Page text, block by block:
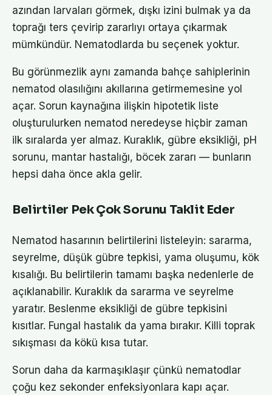
azından larvaları görmek, dışkı izini bulmak ya da
toprağı ters çevirip zararlıyı ortaya çıkarmak
mümkündür. Nematodlarda bu seçenek yoktur.
Bu görünmezlik aynı zamanda bahçe sahiplerinin
nematod olasılığını akıllarına getirmemesine yol
açar. Sorun kaynağına ilişkin hipotetik liste
oluşturulurken nematod neredeyse hiçbir zaman
ilk sıralarda yer almaz. Kuraklık, gübre eksikliği, pH
sorunu, mantar hastalığı, böcek zararı — bunların
hepsi daha önce akla gelir.
Belirtiler Pek Çok Sorunu Taklit Eder
Nematod hasarının belirtilerini listeleyin: sararma,
seyrelme, düşük gübre tepkisi, yama oluşumu, kök
kısalığı. Bu belirtilerin tamamı başka nedenlerle de
açıklanabilir. Kuraklık da sararma ve seyrelme
yaratır. Beslenme eksikliği de gübre tepkisini
kısıtlar. Fungal hastalık da yama bırakır. Killi toprak
sıkışması da kökü kısa tutar.
Sorun daha da karmaşıklaşır çünkü nematodlar
çoğu kez sekonder enfeksiyonlara kapı açar.